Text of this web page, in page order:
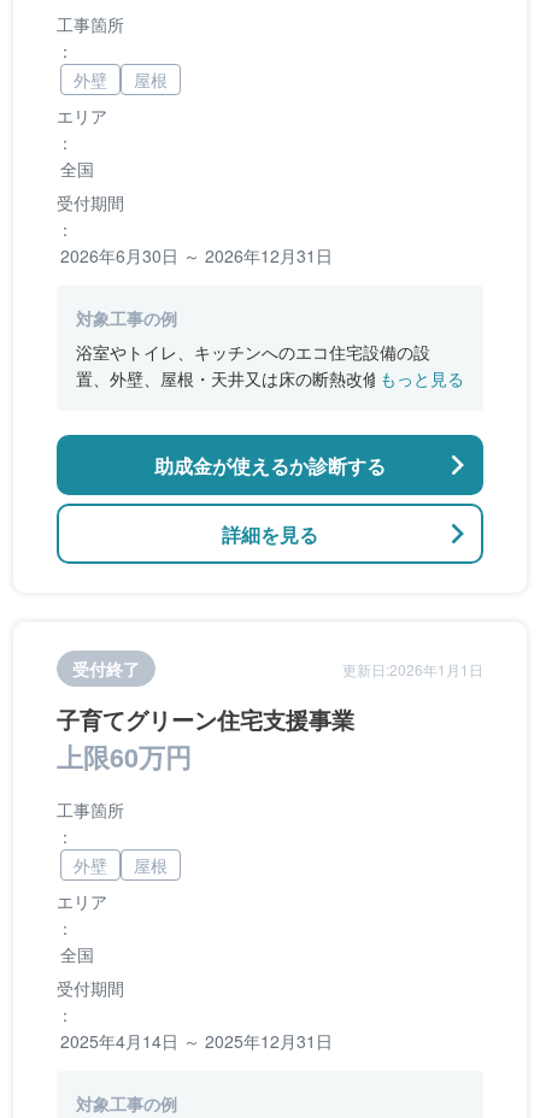
エリア
：
全国
受付期間
：
2026年6月30日 ～ 2026年12月31日
工事箇所
：
外壁
屋根
対象工事の例
浴室やトイレ、キッチンへのエコ住宅設備の設
置、外壁、屋根・天井又は床の断熱改修、窓やド
のバリアフリー改修
もっと見る
詳細を見る
助成金が使えるか診断する
受付終了 更新日:2026年1月1日
子育てグリーン住宅支援事業
上限60万円
エリア
：
全国
受付期間
：
2025年4月14日 ～ 2025年12月31日
工事箇所
：
外壁
屋根
対象工事の例